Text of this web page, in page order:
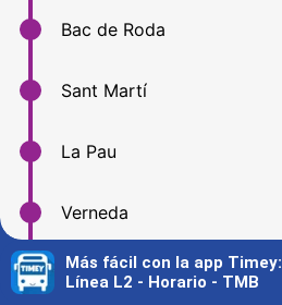
Bac de Roda
Sant Martí
La Pau
Verneda
Artigues | Sant Adrià
Más fácil con la app Timey:
Línea L2 - Horario - TMB